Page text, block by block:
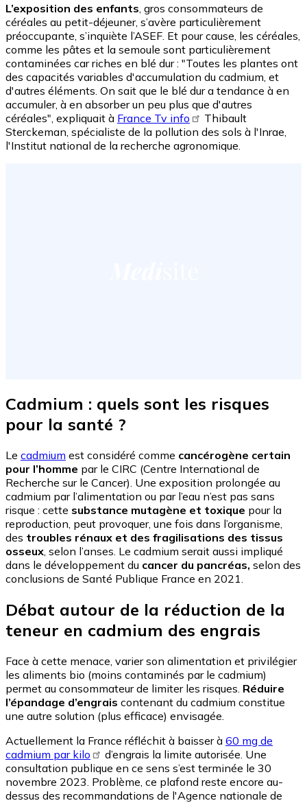
L’exposition des enfants , gros consommateurs de
céréales au petit-déjeuner, s’avère particulièrement
préoccupante, s’inquiète l’ASEF. Et pour cause, les céréales,
comme les pâtes et la semoule sont particulièrement
contaminées car riches en blé dur : "Toutes les plantes ont
des capacités variables d'accumulation du cadmium, et
d'autres éléments. On sait que le blé dur a tendance à en
accumuler, à en absorber un peu plus que d'autres
céréales", expliquait à France Tv info
Thibault
Sterckeman, spécialiste de la pollution des sols à l'Inrae,
l'Institut national de la recherche agronomique.
Cadmium : quels sont les risques
pour la santé ?
Le cadmium est considéré comme cancérogène certain
pour l’homme par le CIRC (Centre International de
Recherche sur le Cancer). Une exposition prolongée au
cadmium par l’alimentation ou par l’eau n’est pas sans
risque : cette substance mutagène et toxique pour la
reproduction, peut provoquer, une fois dans l’organisme,
des troubles rénaux et des fragilisations des tissus
osseux , selon l’anses. Le cadmium serait aussi impliqué
dans le développement du cancer du pancréas, selon des
conclusions de Santé Publique France en 2021.
Débat autour de la réduction de la
teneur en cadmium des engrais
Face à cette menace, varier son alimentation et privilégier
les aliments bio (moins contaminés par le cadmium)
permet au consommateur de limiter les risques. Réduire
l’épandage d’engrais contenant du cadmium constitue
une autre solution (plus efficace) envisagée.
Actuellement la France réfléchit à baisser à 60 mg de
cadmium par kilo
d’engrais la limite autorisée. Une
consultation publique en ce sens s’est terminée le 30
novembre 2023. Problème, ce plafond reste encore au-
dessus des recommandations de l'Agence nationale de